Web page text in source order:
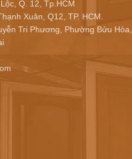
Q. 12, Tp.HCM
Xuân, Q12, TP. HCM.
Tri Phương, Phường Bửu Hòa,